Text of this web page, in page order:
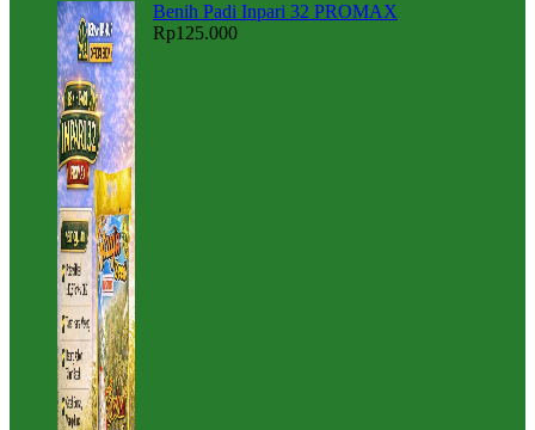
Benih Padi Inpari 32 PROMAX
Rp125.000